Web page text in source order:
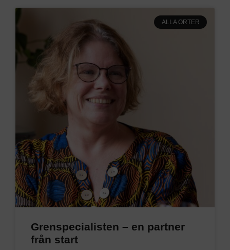
ALLA ORTER
Grenspecialisten – en partner
från start